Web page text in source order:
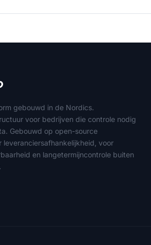
gebouwd in de Nordics.
voor bedrijven die controle nodig
Gebouwd op open-source
leveranciersafhankelijkheid, voor
en langetermijncontrole buiten